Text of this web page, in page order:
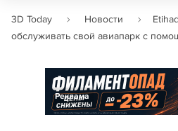
3D Today Новости
обслуживать свой авиапарк с
Реклама